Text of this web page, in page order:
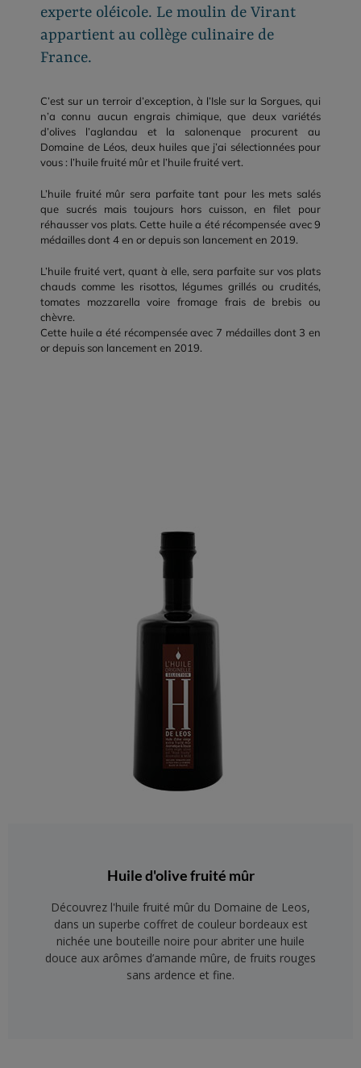
experte oléicole. Le moulin de Virant
appartient au collège culinaire de
France.
C’est sur un terroir d’exception, à l’Isle sur la Sorgues, qui
n’a connu aucun engrais chimique, que deux variétés
d’olives l’aglandau et la salonenque procurent au
Domaine de Léos, deux huiles que j’ai sélectionnées pour
vous : l’huile fruité mûr et l’huile fruité vert.
L’huile fruité mûr sera parfaite tant pour les mets salés
que sucrés mais toujours hors cuisson, en filet pour
réhausser vos plats. Cette huile a été récompensée avec 9
médailles dont 4 en or depuis son lancement en 2019.
L’huile fruité vert, quant à elle, sera parfaite sur vos plats
chauds comme les risottos, légumes grillés ou crudités,
tomates mozzarella voire fromage frais de brebis ou
chèvre.
Cette huile a été récompensée avec 7 médailles dont 3 en
or depuis son lancement en 2019.
Huile d'olive fruité mûr
Découvrez l'huile fruité mûr du Domaine de Leos,
dans un superbe coffret de couleur bordeaux est
nichée une bouteille noire pour abriter une huile
douce aux arômes d’amande mûre, de fruits rouges
sans ardence et fine.